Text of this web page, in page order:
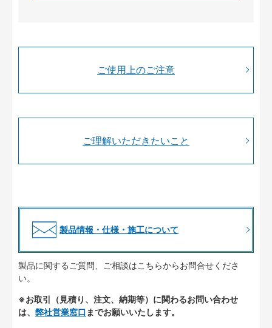
ご使用上のご注意
ご理解いただきたいこと
製品情報・仕様・施工について
製品に関するご質問、ご相談はこちらからお問合せくださ
い。
※お取引（見積り、注文、納期等）に関わるお問い合わせ
は、 弊社営業窓口 までお願いいたします。